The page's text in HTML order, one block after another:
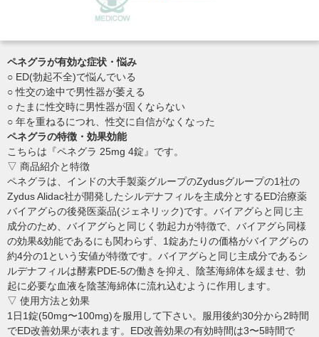
ペネグラが有効な症状・悩み
○ ED(勃起不全)で悩んでいる
○ 性交の途中で男性器が萎える
○ たまに性交時に男性器が固くならない
○ 年を重ねるにつれ、性交に自信がなくなった
ペネグラの特徴・効果効能
こちらは『ペネグラ 25mg 4錠』です。
▽ 商品紹介と特徴
ペネグラは、インドの大手製薬グループのZydusグループの1社の
Zydus Alidac社が開発したシルデナフィルを主成分とするED治療薬
バイアグらの後発医薬品(ジェネリック)です。バイアグらと同じ主
成分のため、バイアグらと同じく勃起力が特徴で、バイアグら同様
の効果&効能であるにも関わらず、1錠あたりの価格がバイアグらの
約4分の1という安値が特徴です。バイアグらと同じ主成分であるシ
ルデナフィルは酵素PDE-5の働きを抑え、陰茎海綿体を緩ませ、勃
起に必要な血液を陰茎海綿体に流れ込むように作用します。
▽ 使用方法と効果
1日1錠(50mg〜100mg)を服用して下さい。服用後約30分から2時間
でED改善効果が表れます。ED改善効果の有効時間は3〜5時間で